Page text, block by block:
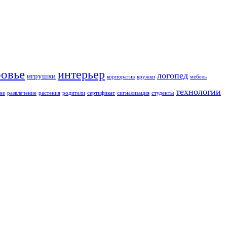
игрушки интерьер корпоратив кружки логопед мебель
развлечение растения родители сертификат сигнализация студенты технологии